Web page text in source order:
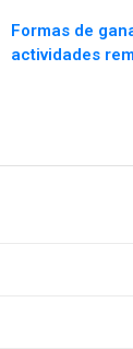
Formas de
actividades